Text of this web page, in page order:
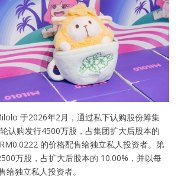
于2026年2月，通过私下认购股份筹集
认购发行4500万股，占集团扩大后股本的
的价格配售给独立私人投资者。第
万股，占扩大后股本的 10.00%，并以每
给独立私人投资者。